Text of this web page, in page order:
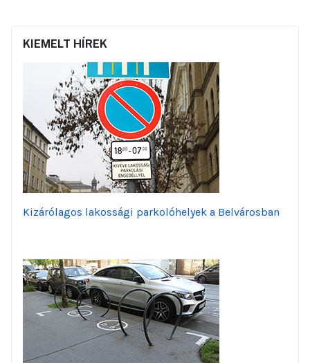
KIEMELT HÍREK
Kizárólagos lakossági parkolóhelyek a Belvárosban